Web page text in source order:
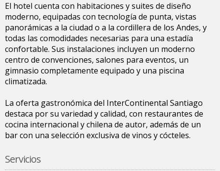
El hotel cuenta con habitaciones y suites de diseño
moderno, equipadas con tecnología de punta, vistas
panorámicas a la ciudad o a la cordillera de los Andes, y
todas las comodidades necesarias para una estadía
confortable. Sus instalaciones incluyen un moderno
centro de convenciones, salones para eventos, un
gimnasio completamente equipado y una piscina
climatizada.
La oferta gastronómica del InterContinental Santiago
destaca por su variedad y calidad, con restaurantes de
cocina internacional y chilena de autor, además de un
bar con una selección exclusiva de vinos y cócteles.
Servicios